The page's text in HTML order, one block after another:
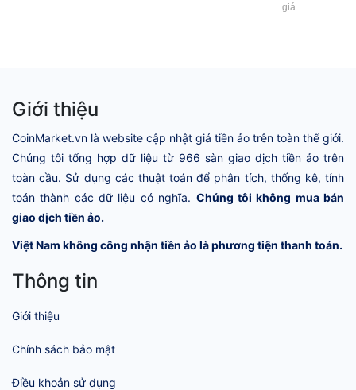
giá
Giới thiệu
CoinMarket.vn là website cập nhật giá tiền ảo trên toàn thế giới.
Chúng tôi tổng hợp dữ liệu từ 966 sàn giao dịch tiền ảo trên
toàn cầu. Sử dụng các thuật toán để phân tích, thống kê, tính
toán thành các dữ liệu có nghĩa. Chúng tôi không mua bán
giao dịch tiền ảo.
Việt Nam không công nhận tiền ảo là phương tiện thanh toán.
Thông tin
Giới thiệu
Chính sách bảo mật
Điều khoản sử dụng